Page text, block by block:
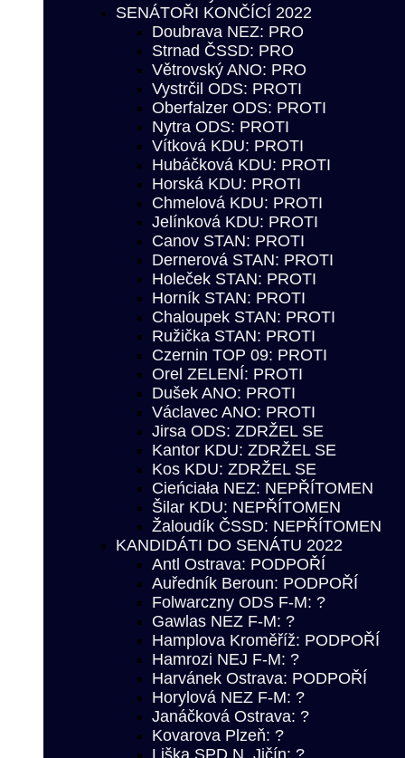
SENÁTOŘI KONČÍCÍ 2022
Doubrava NEZ: PRO
Strnad ČSSD: PRO
Větrovský ANO: PRO
Vystrčil ODS: PROTI
Oberfalzer ODS: PROTI
Nytra ODS: PROTI
Vítková KDU: PROTI
Hubáčková KDU: PROTI
Horská KDU: PROTI
Chmelová KDU: PROTI
Jelínková KDU: PROTI
Canov STAN: PROTI
Dernerová STAN: PROTI
Holeček STAN: PROTI
Horník STAN: PROTI
Chaloupek STAN: PROTI
Ružička STAN: PROTI
Czernin TOP 09: PROTI
Orel ZELENÍ: PROTI
Dušek ANO: PROTI
Václavec ANO: PROTI
Jirsa ODS: ZDRŽEL SE
Kantor KDU: ZDRŽEL SE
Kos KDU: ZDRŽEL SE
Cieńciała NEZ: NEPŘÍTOMEN
Šilar KDU: NEPŘÍTOMEN
Žaloudík ČSSD: NEPŘÍTOMEN
KANDIDÁTI DO SENÁTU 2022
Antl Ostrava: PODPOŘÍ
Auředník Beroun: PODPOŘÍ
Folwarczny ODS F-M: ?
Gawlas NEZ F-M: ?
Hamplova Kroměříž: PODPOŘÍ
Hamrozi NEJ F-M: ?
Harvánek Ostrava: PODPOŘÍ
Horylová NEZ F-M: ?
Janáčková Ostrava: ?
Kovarova Plzeň: ?
Liška SPD N. Jičín: ?